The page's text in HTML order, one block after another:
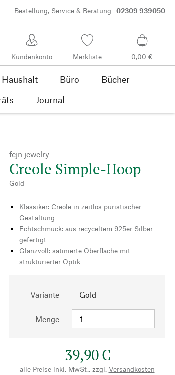
Bestellung, Service & Beratung 02309 939050
Kundenkonto Merkliste 0,00 €
Haushalt Büro
Bücher
Journal
fejn jewelry
Creole Simple-Hoop
Gold
Klassiker: Creole in zeitlos puristischer
Gestaltung
Echtschmuck: aus recyceltem 925er Silber
gefertigt
Glanzvoll: satinierte Oberfläche mit
strukturierter Optik
Variante Gold
Menge
39,90 €
alle Preise inkl. MwSt., zzgl. Versandkosten